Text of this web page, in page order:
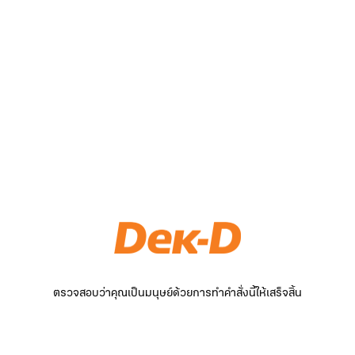
ตรวจสอบว่าคุณเป็นมนุษย์ด้วยการทำคำสั่งนี้ให้เสร็จสิ้น